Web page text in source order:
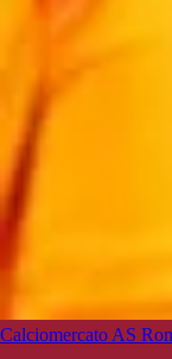
Calciomercato AS